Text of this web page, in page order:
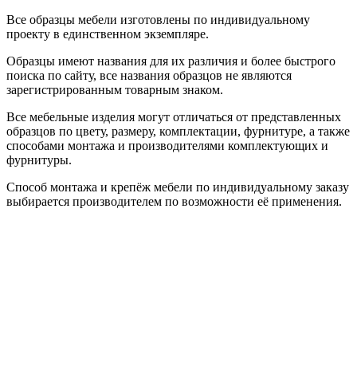
Все образцы мебели изготовлены по индивидуальному
проекту в единственном экземпляре.
Образцы имеют названия для их различия и более быстрого
поиска по сайту, все названия образцов не являются
зарегистрированным товарным знаком.
Все мебельные изделия могут отличаться от представленных
образцов по цвету, размеру, комплектации, фурнитуре, а также
способами монтажа и производителями комплектующих и
фурнитуры.
Способ монтажа и крепёж мебели по индивидуальному заказу
выбирается производителем по возможности её применения.